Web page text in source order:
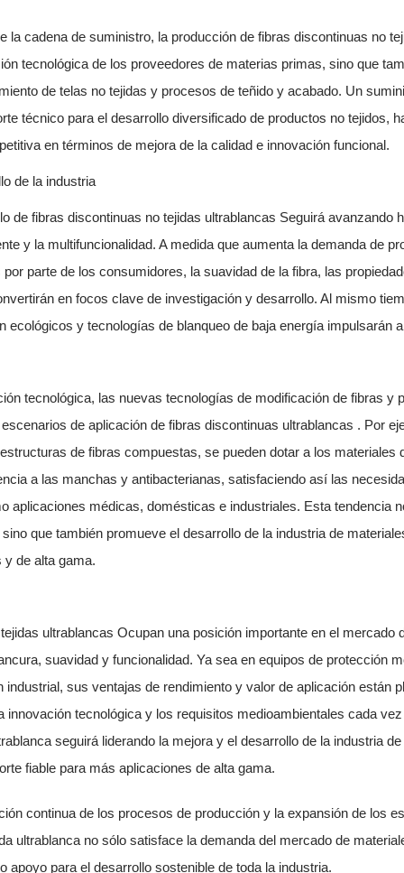
la cadena de suministro, la producción de fibras discontinuas no
tecnológica de los proveedores de materias primas, sino que
de telas no tejidas y procesos de teñido y acabado. Un
técnico para el desarrollo diversificado de productos no tejidos,
en términos de mejora de la calidad e innovación funcional.
de la industria
de fibras discontinuas no tejidas ultrablancas Seguirá avanzando
y la multifuncionalidad. A medida que aumenta la demanda de
parte de los consumidores, la suavidad de la fibra, las
en focos clave de investigación y desarrollo. Al mismo
ecológicos y tecnologías de blanqueo de baja energía impulsarán
tecnológica, las nuevas tecnologías de modificación de fibras y
de aplicación de fibras discontinuas ultrablancas . Por
de fibras compuestas, se pueden dotar a los materiales
a las manchas y antibacterianas, satisfaciendo así las
aplicaciones médicas, domésticas e industriales. Esta tendencia
que también promueve el desarrollo de la industria de
y de alta gama.
ultrablancas Ocupan una posición importante en el mercado
suavidad y funcionalidad. Ya sea en equipos de protección
industrial, sus ventajas de rendimiento y valor de aplicación están
innovación tecnológica y los requisitos medioambientales cada
seguirá liderando la mejora y el desarrollo de la industria
fiable para más aplicaciones de alta gama.
continua de los procesos de producción y la expansión de los
ultrablanca no sólo satisface la demanda del mercado de
apoyo para el desarrollo sostenible de toda la industria.